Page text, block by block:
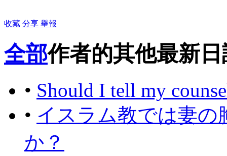
收藏 分享 舉報
全部作者的其他最新日
• Should I tell my
• イスラム教では妻
か？